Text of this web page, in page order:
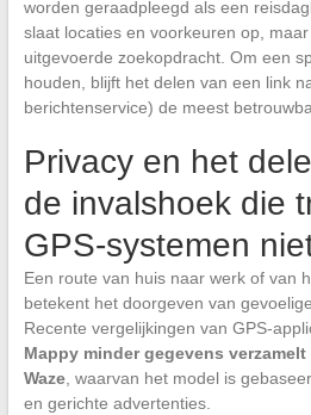
worden geraadpleegd als een
slaat locaties en voorkeuren op,
uitgevoerde zoekopdracht. Om een
houden, blijft het delen van een link
berichtenservice) de meest
Privacy en het
de invalshoek die
GPS-systemen
Een route van huis naar werk of van
betekent het doorgeven van
Recente vergelijkingen van GPS-
Mappy minder gegevens
Waze, waarvan het model is
en gerichte advertenties.